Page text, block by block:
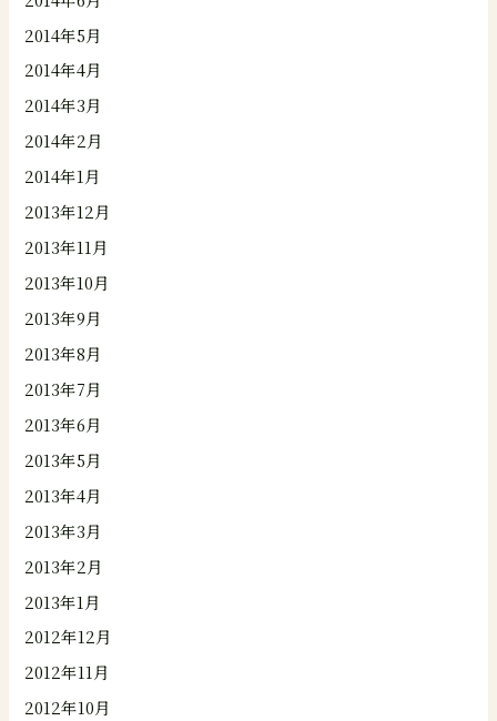
2014年5月
2014年4月
2014年3月
2014年2月
2014年1月
2013年12月
2013年11月
2013年10月
2013年9月
2013年8月
2013年7月
2013年6月
2013年5月
2013年4月
2013年3月
2013年2月
2013年1月
2012年12月
2012年11月
2012年10月